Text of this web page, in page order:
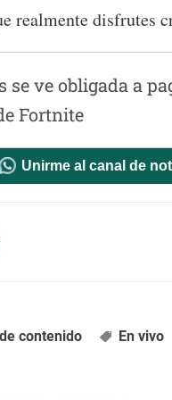
realmente disfrutes
se ve obligada a
Fortnite
Unirme al canal de
contenido En vivo